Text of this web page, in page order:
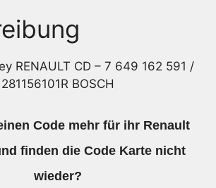
RENAULT CD – 7 649 162 591 /
281156101R BOSCH
Code mehr für ihr Renault
finden die Code Karte nicht
wieder?